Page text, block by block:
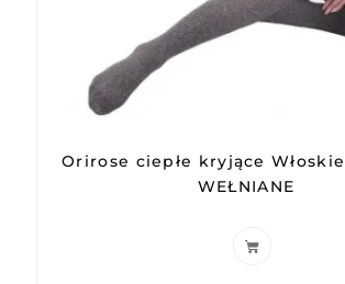
Orirose ciepłe kryjące
WEŁNIANE